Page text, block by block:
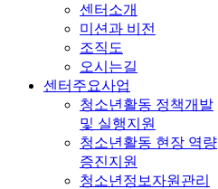
센터소개
미션과 비전
조직도
오시는길
센터주요사업
청소년활동 정책개발
및 실행지원
청소년활동 현장 역량
증진지원
청소년정보자원관리